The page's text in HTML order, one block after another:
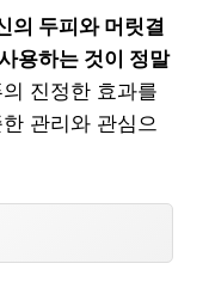
의 두피와 머릿결
용하는 것이 정말
진정한 효과를
관리와 관심으